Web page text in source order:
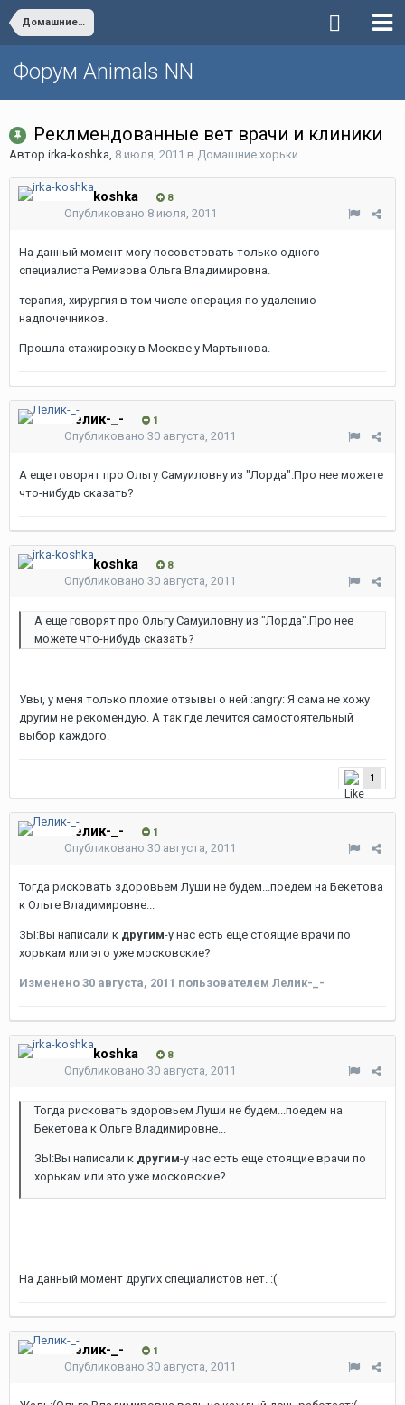
Домашние хорьки
Форум Animals NN
Реклмендованные вет врачи и клиники
Автор irka-koshka, 8 июля, 2011 в Домашние хорьки
irka-koshka 8
Опубликовано 8 июля, 2011
На данный момент могу посоветовать только одного
специалиста Ремизова Ольга Владимировна.
терапия, хирургия в том числе операция по удалению
надпочечников.
Прошла стажировку в Москве у Мартынова.
Лелик-_- 1
Опубликовано 30 августа, 2011
А еще говорят про Ольгу Самуиловну из "Лорда".Про нее можете
что-нибудь сказать?
irka-koshka 8
Опубликовано 30 августа, 2011
А еще говорят про Ольгу Самуиловну из "Лорда".Про нее
можете что-нибудь сказать?
Увы, у меня только плохие отзывы о ней :angry: Я сама не хожу
другим не рекомендую. А так где лечится самостоятельный
выбор каждого.
1
Лелик-_- 1
Опубликовано 30 августа, 2011
Тогда рисковать здоровьем Луши не будем...поедем на Бекетова
к Ольге Владимировне...
ЗЫ:Вы написали к другим-у нас есть еще стоящие врачи по
хорькам или это уже московские?
Изменено 30 августа, 2011 пользователем Лелик-_-
irka-koshka 8
Опубликовано 30 августа, 2011
Тогда рисковать здоровьем Луши не будем...поедем на
Бекетова к Ольге Владимировне...
ЗЫ:Вы написали к другим-у нас есть еще стоящие врачи по
хорькам или это уже московские?
На данный момент других специалистов нет. :(
Лелик-_- 1
Опубликовано 30 августа, 2011